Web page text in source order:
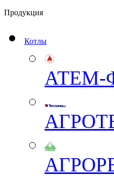
Продукция
Котлы
АТЕМ-